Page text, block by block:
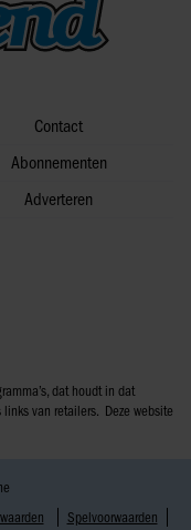
Contact
Abonnementen
Adverteren
dat houdt in dat
van retailers. Deze website
Spelvoorwaarden